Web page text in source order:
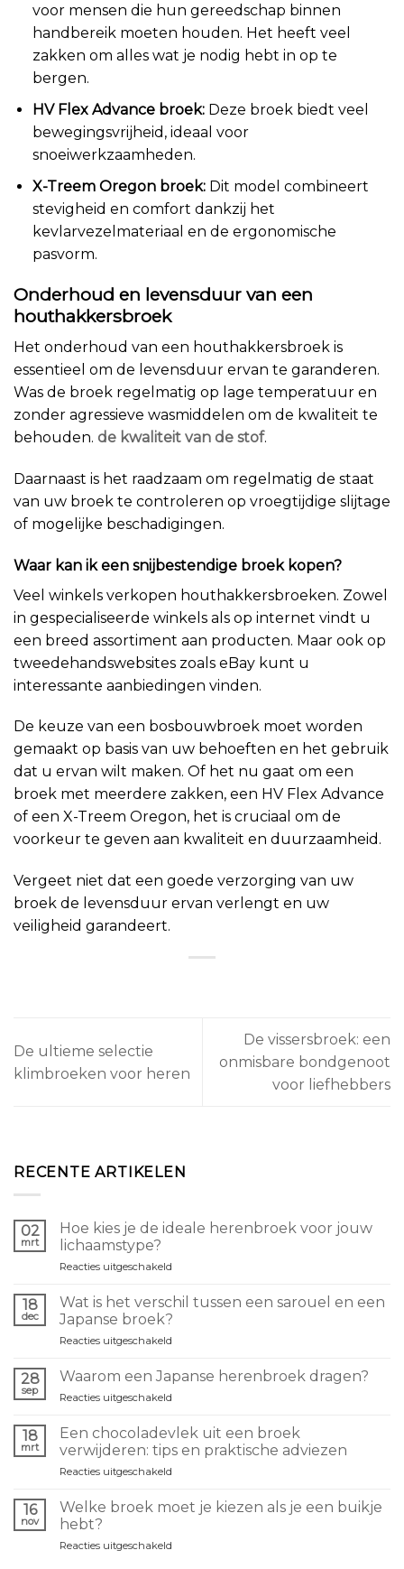
voor mensen die hun gereedschap binnen
handbereik moeten houden. Het heeft veel
zakken om alles wat je nodig hebt in op te
bergen.
HV Flex Advance broek:Deze broek biedt veel
bewegingsvrijheid, ideaal voor
snoeiwerkzaamheden.
X-Treem Oregon broek:Dit model combineert
stevigheid en comfort dankzij het
kevlarvezelmateriaal en de ergonomische
pasvorm.
Onderhoud en levensduur van een
houthakkersbroek
Het onderhoud van een houthakkersbroek is
essentieel om de levensduur ervan te garanderen.
Was de broek regelmatig op lage temperatuur en
zonder agressieve wasmiddelen om de kwaliteit te
behouden. de kwaliteit van de stof.
Daarnaast is het raadzaam om regelmatig de staat
van uw broek te controleren op vroegtijdige slijtage
of mogelijke beschadigingen.
Waar kan ik een snijbestendige broek kopen?
Veel winkels verkopen houthakkersbroeken. Zowel
in gespecialiseerde winkels als op internet vindt u
een breed assortiment aan producten. Maar ook op
tweedehandswebsites zoals eBay kunt u
interessante aanbiedingen vinden.
De keuze van een bosbouwbroek moet worden
gemaakt op basis van uw behoeften en het gebruik
dat u ervan wilt maken. Of het nu gaat om een
broek met meerdere zakken, een HV Flex Advance
of een X-Treem Oregon, het is cruciaal om de
voorkeur te geven aan kwaliteit en duurzaamheid.
Vergeet niet dat een goede verzorging van uw
broek de levensduur ervan verlengt en uw
veiligheid garandeert.
De ultieme selectie
klimbroeken voor heren
De vissersbroek: een
onmisbare bondgenoot
voor liefhebbers
RECENTE ARTIKELEN
02
mrt
Hoe kies je de ideale herenbroek voor jouw
lichaamstype?
Reacties uitgeschakeld
choisir
le
selon
18
dec
Wat is het verschil tussen een sarouel en een
Japanse broek?
Reacties uitgeschakeld
différence
entre
et
un
28
sep
Waarom een Japanse herenbroek dragen?
Reacties uitgeschakeld
porter
pantalon
?
18
mrt
Een chocoladevlek uit een broek
verwijderen: tips en praktische adviezen
Reacties uitgeschakeld
une
tache
16
nov
Welke broek moet je kiezen als je een buikje
hebt?
Reacties uitgeschakeld